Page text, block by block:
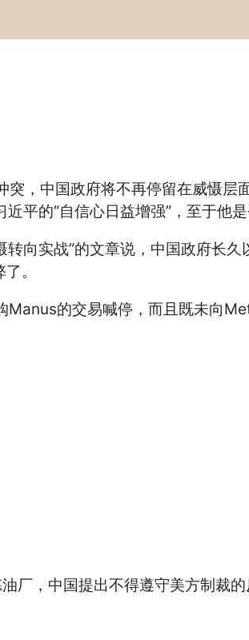
，中国政府将不再停留在威慑
平的“自信心日益增强”，至于他
向实战”的文章说，中国政府长
。
的交易喊停，而且既未向
厂，中国提出不得遵守美方制裁